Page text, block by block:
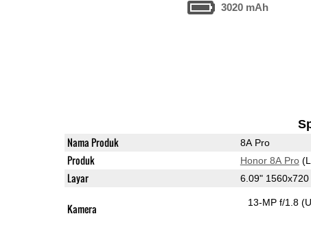
3020 mAh
Nama Produk 8A Pro
Produk Honor 8A Pro
Layar 6.09" 1560x720
Kamera 13-MP f/1.8